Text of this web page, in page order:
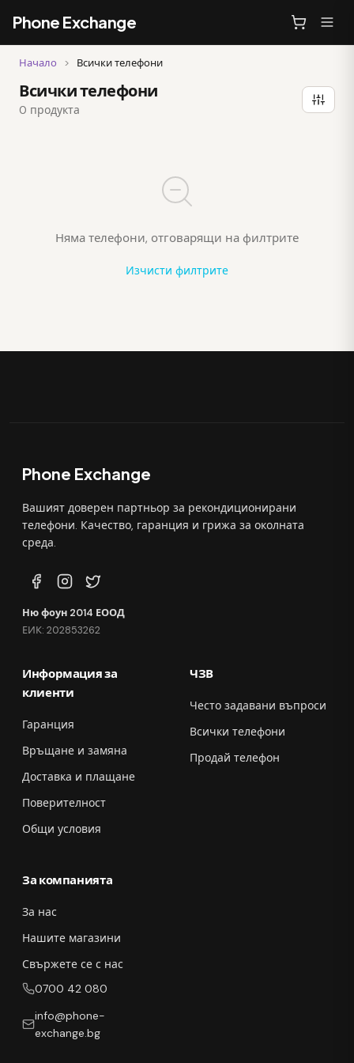
Phone Exchange
Начало > Всички телефони
Всички телефони
0 продукта
Няма телефони, отговарящи на филтрите
Изчисти филтрите
Phone Exchange
Вашият доверен партньор за рекондиционирани
телефони. Качество, гаранция и грижа за околната
среда.
Ню фоун 2014 ЕООД
ЕИК: 202853262
Информация за
клиенти
Гаранция
Връщане и замяна
Доставка и плащане
Поверителност
Общи условия
ЧЗВ
Често задавани въпроси
Всички телефони
Продай телефон
За компанията
За нас
Нашите магазини
Свържете се с нас
0700 42 080
info@phone-
exchange.bg